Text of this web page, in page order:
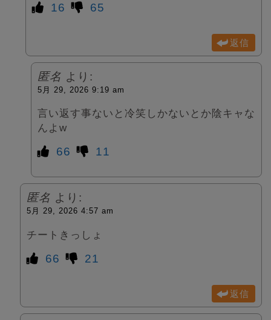
16 65
返信
匿名 より:
5月 29, 2026 9:19 am
言い返す事ないと冷笑しかないとか陰キャな
んよw
66 11
匿名 より:
5月 29, 2026 4:57 am
チートきっしょ
66 21
返信